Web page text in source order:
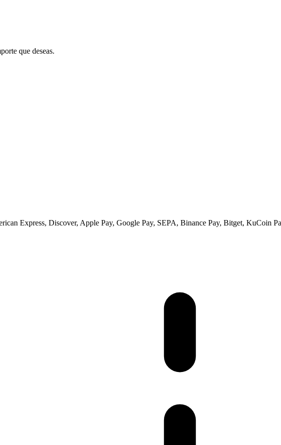
que deseas.
Express, Discover, Apple Pay, Google Pay, SEPA, Binance Pay, Bitget, KuCoin